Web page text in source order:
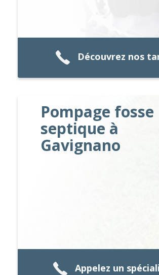
Découvrez nos
Pompage fosse
septique à
Gavignano
Appelez un